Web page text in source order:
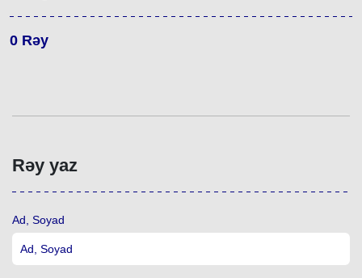
0 Rəy
Rəy yaz
Ad, Soyad